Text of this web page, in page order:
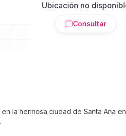
Ubicación no
Consultar
la hermosa ciudad de Santa Ana